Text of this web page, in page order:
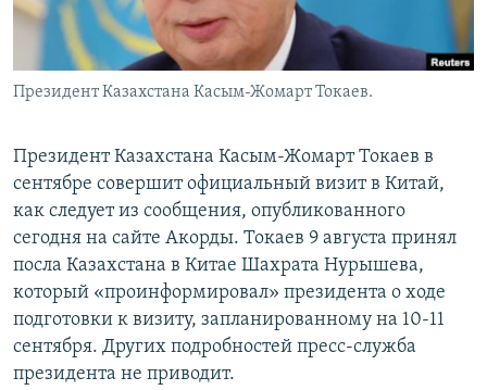
Президент Казахстана Касым-Жомарт Токаев.
Президент Казахстана Касым-Жомарт Токаев в
сентябре совершит официальный визит в Китай,
как следует из сообщения, опубликованного
сегодня на сайте Акорды. Токаев 9 августа принял
посла Казахстана в Китае Шахрата Нурышева,
который «проинформировал» президента о ходе
подготовки к визиту, запланированному на 10-11
сентября. Других подробностей пресс-служба
президента не приводит.